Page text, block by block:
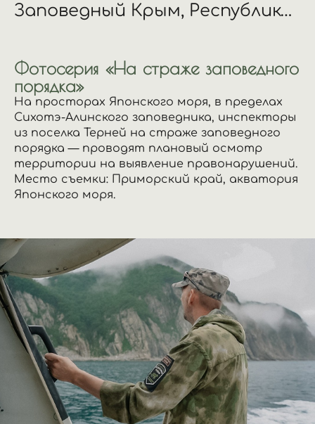
Заповедный Крым, Республика Крым
Фотосерия «На страже заповедного
порядка»
На просторах Японского моря, в пределах
Сихотэ-Алинского заповедника, инспекторы
из поселка Терней на страже заповедного
порядка — проводят плановый осмотр
территории на выявление правонарушений.
Место съемки: Приморский край, акватория
Японского моря.